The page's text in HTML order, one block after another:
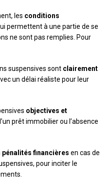
les conditions
permettent à une partie de se
ne sont pas remplies. Pour
suspensives sont clairement
un délai réaliste pour leur
objectives et
prêt immobilier ou l’absence
pénalités financières en cas de
pour inciter le